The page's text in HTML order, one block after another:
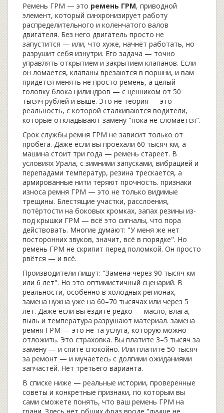
Ремень ГРМ — это ремень ГРМ, приводной
элемент, который синхронизирует работу
распределительного и коленчатого валов
двигателя. Без него двигатель просто не
запустится — или, что хуже, начнёт работать, но
разрушит себя изнутри. Его задача — точно
управлять открытием и закрытием клапанов. Если
он ломается, клапаны врезаются в поршни, и вам
придётся менять не просто ремень, а целый
головку блока цилиндров — с ценником от 50
тысяч рублей и выше. Это не теория — это
реальность, с которой сталкиваются водители,
которые откладывают замену "пока не сломается".
Срок службы ремня ГРМ не зависит только от
пробега. Даже если вы проехали 60 тысяч км, а
машина стоит три года — ремень стареет. В
условиях Урала, с зимними запусками, вибрацией и
перепадами температур, резина трескается, а
армированные нити теряют прочность. признаки
износа ремня ГРМ — это не только видимые
трещины. Блестящие участки, расслоения,
потёртости на боковых кромках, запах резины из-
под крышки ГРМ — всё это сигналы, что пора
действовать. Многие думают: "У меня же нет
посторонних звуков, значит, всё в порядке". Но
ремень ГРМ не скрипит перед поломкой. Он просто
рвётся — и всё.
Производители пишут: "Замена через 90 тысяч км
или 6 лет". Но это оптимистичный сценарий. В
реальности, особенно в холодных регионах,
замена нужна уже на 60–70 тысячах или через 5
лет. Даже если вы ездите редко — масло, влага,
пыль и температура разрушают материал. замена
ремня ГРМ — это не та услуга, которую можно
отложить. Это страховка. Вы платите 3–5 тысяч за
замену — и спите спокойно. Или платите 50 тысяч
за ремонт — и мучаетесь с долгими ожиданиями
запчастей. Нет третьего варианта.
В списке ниже — реальные истории, проверенные
советы и конкретные признаки, по которым вы
сами сможете понять, что ваш ремень ГРМ на